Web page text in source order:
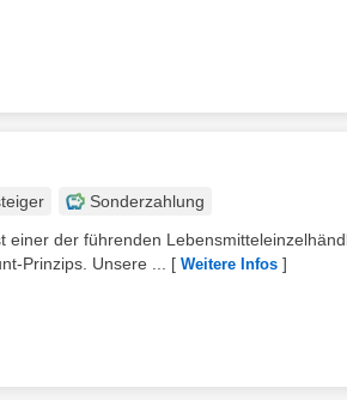
Sonderzahlung
einer der führenden
Prinzips. Unsere ...
[ Weitere Infos ]